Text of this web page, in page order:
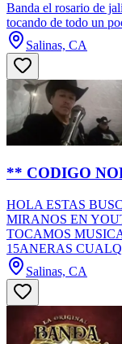
Banda el rosario de
tocando de todo un
Salinas, CA
** CODIGO
HOLA ESTAS
MIRANOS EN
TOCAMOS
15ANERAS
Salinas, CA